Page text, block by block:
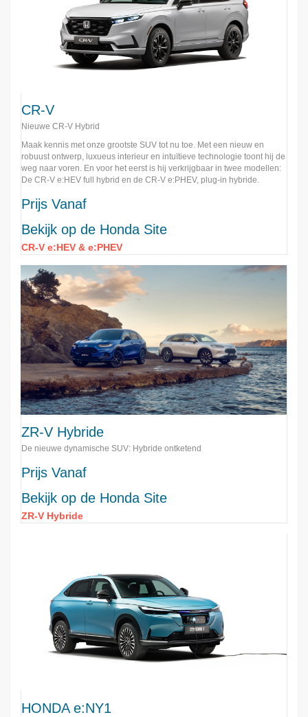
CR-V
Nieuwe CR-V Hybrid
Maak kennis met onze grootste SUV tot nu toe. Met een nieuw en
robuust ontwerp, luxueus interieur en intuïtieve technologie toont hij de
weg naar voren. En voor het eerst is hij verkrijgbaar in twee modellen:
De CR-V e:HEV full hybrid en de CR-V e:PHEV, plug-in hybride.
Prijs Vanaf
Bekijk op de Honda Site
CR-V e:HEV & e:PHEV
ZR-V Hybride
De nieuwe dynamische SUV: Hybride ontketend
Prijs Vanaf
Bekijk op de Honda Site
ZR-V Hybride
HONDA e:NY1